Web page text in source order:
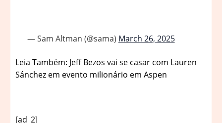
— Sam Altman (@sama) March 26, 2025
Leia Também: Jeff Bezos vai se casar com Lauren
Sánchez em evento milionário em Aspen
[ad_2]